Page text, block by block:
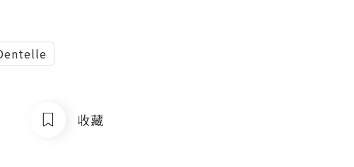
收藏